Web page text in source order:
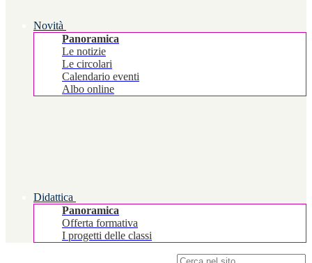
Novità
Panoramica
Le notizie
Le circolari
Calendario eventi
Albo online
Didattica
Panoramica
Offerta formativa
I progetti delle classi